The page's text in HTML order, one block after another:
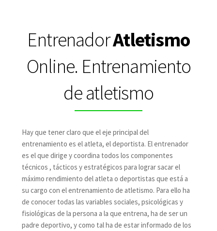
EntrenadorAtletismo
Online. Entrenamiento
de atletismo
Hay que tener claro que el eje principal del
entrenamiento es el atleta, el deportista. El entrenador
es el que dirige y coordina todos los componentes
técnicos , tácticos y estratégicos para lograr sacar el
máximo rendimiento del atleta o deportistas que está a
su cargo con el entrenamiento de atletismo. Para ello ha
de conocer todas las variables sociales, psicológicas y
fisiológicas de la persona a la que entrena, ha de ser un
padre deportivo, y como tal ha de estar informado de los